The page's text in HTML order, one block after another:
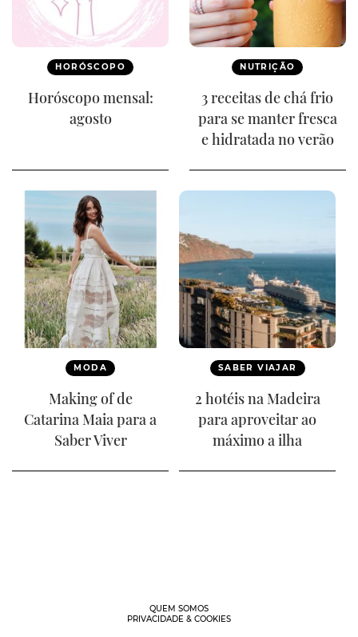
HORÓSCOPO
Horóscopo mensal:
agosto
NUTRIÇÃO
3 receitas de chá frio
para se manter fresca
e hidratada no verão
MODA
Making of de
Catarina Maia para a
Saber Viver
SABER VIAJAR
2 hotéis na Madeira
para aproveitar ao
máximo a ilha
QUEM SOMOS
PRIVACIDADE & COOKIES